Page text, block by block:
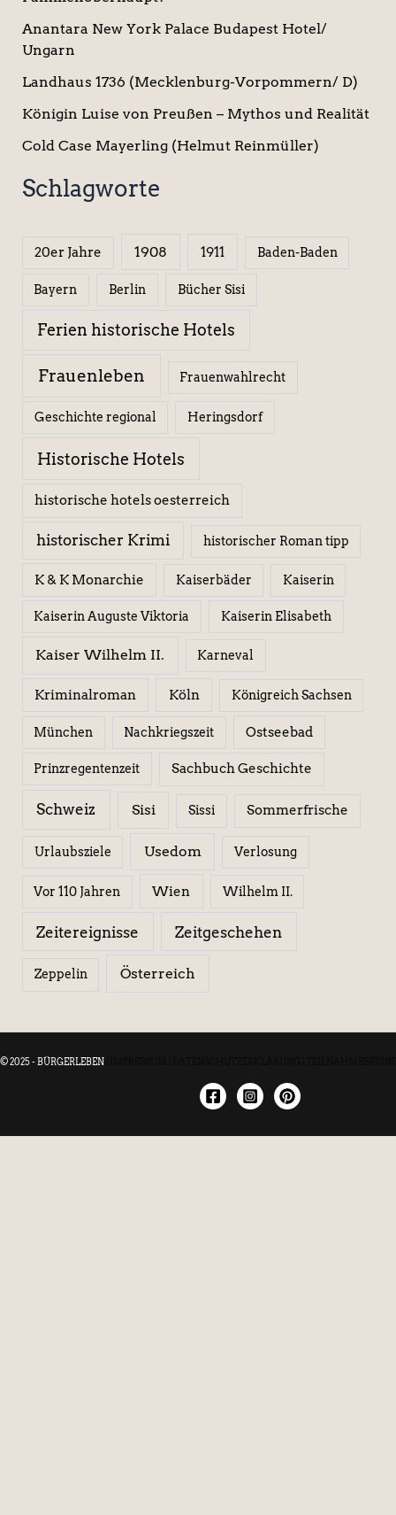
Anantara New York Palace Budapest Hotel/
Ungarn
Landhaus 1736 (Mecklenburg-Vorpommern/ D)
Königin Luise von Preußen – Mythos und Realität
Cold Case Mayerling (Helmut Reinmüller)
Schlagworte
20er Jahre 1908 1911 Baden-Baden
Bayern Berlin Bücher Sisi
Ferien historische Hotels
Frauenleben Frauenwahlrecht
Geschichte regional Heringsdorf
Historische Hotels
historische hotels oesterreich
historischer Krimi historischer Roman tipp
K & K Monarchie Kaiserbäder Kaiserin
Kaiserin Auguste Viktoria Kaiserin Elisabeth
Kaiser Wilhelm II. Karneval
Kriminalroman Köln Königreich Sachsen
München Nachkriegszeit Ostseebad
Prinzregentenzeit Sachbuch Geschichte
Schweiz Sisi Sissi Sommerfrische
Urlaubsziele Usedom Verlosung
Vor 110 Jahren Wien Wilhelm II.
Zeitereignisse Zeitgeschehen
Zeppelin Österreich
© 2025 - BÜRGERLEBEN